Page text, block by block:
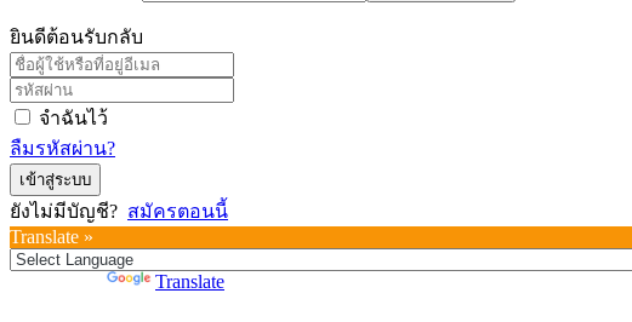
ยินดีต้อนรับกลับ
จำฉันไว้
ลืมรหัสผ่าน?
เข้าสู่ระบบ
ยังไม่มีบัญชี? สมัครตอนนี้
Translate »
Translate